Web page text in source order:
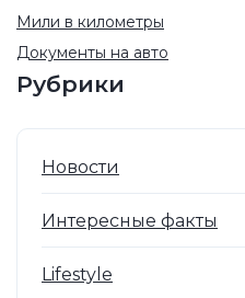
Мили в километры
Документы на авто
Рубрики
Новости
Интересные факты
Lifestyle